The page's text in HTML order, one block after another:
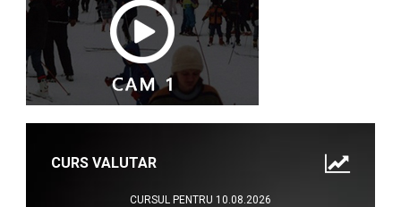
CURS VALUTAR
CURSUL PENTRU 10.08.2026